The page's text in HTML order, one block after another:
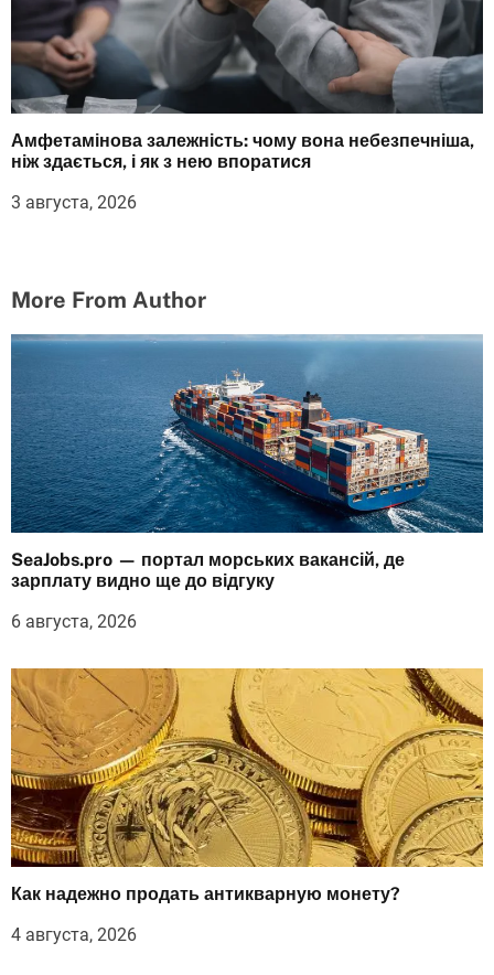
Амфетамінова залежність: чому вона небезпечніша,
ніж здається, і як з нею впоратися
3 августа, 2026
More From Author
SeaJobs.pro — портал морських вакансій, де
зарплату видно ще до відгуку
6 августа, 2026
Как надежно продать антикварную монету?
4 августа, 2026